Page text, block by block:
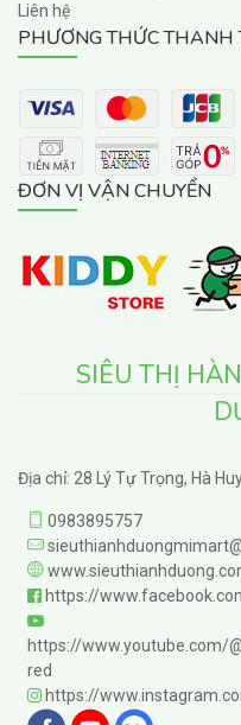
Liên hệ
PHƯƠNG THỨC THANH
ĐƠN VỊ VẬN CHUYỂN
SIÊU THỊ
Địa chỉ: 28 Lý Tự Trọng, Hà
0983895757
https://
https://www.youtube.com/
red
https://